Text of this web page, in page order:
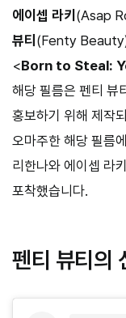
에이셉 라키 (Asap
뷰티 (Fenty Beauty)
<Born to Steal:
해당 필름은 펜티 뷰
홍보하기 위해 제작
오마주한 해당 필름
리한나와 에이셉 라
포착했습니다.
펜티 뷰티의